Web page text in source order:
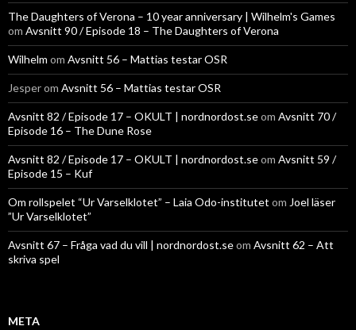
The Daughters of Verona – 10 year anniversary | Wilhelm's Games
om Avsnitt 90 / Episode 18 – The Daughters of Verona
Wilhelm om Avsnitt 56 – Mattias testar OSR
Jesperom Avsnitt 56 – Mattias testar OSR
Avsnitt 82 / Episode 17 – OKULT | nordnordost.seom Avsnitt 70 /
Episode 16 – The Dune Rose
Avsnitt 82 / Episode 17 – OKULT | nordnordost.seom Avsnitt 59 /
Episode 15 – Kuf
Om rollspelet “Ur Varselklotet” – Laia Odo-institutet om Joel läser
”Ur Varselklotet”
Avsnitt 67 – Fråga vad du vill | nordnordost.seom Avsnitt 62 – Att
skriva spel
META